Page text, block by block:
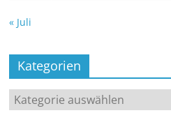
« Juli
Kategorien
Kategorien